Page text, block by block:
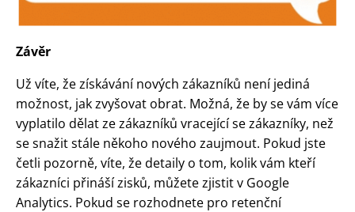
Závěr
Už víte, že získávání nových zákazníků není jediná
možnost, jak zvyšovat obrat. Možná, že by se vám více
vyplatilo dělat ze zákazníků vracející se zákazníky, než
se snažit stále někoho nového zaujmout. Pokud jste
četli pozorně, víte, že detaily o tom, kolik vám kteří
zákazníci přináší zisků, můžete zjistit v Google
Analytics. Pokud se rozhodnete pro retenční